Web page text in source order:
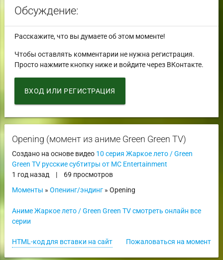
Обсуждение:
Расскажите, что вы думаете об этом моменте!
Чтобы оставлять комментарии не нужна регистрация.
Просто нажмите кнопку ниже и войдите через ВКонтакте.
ВХОД ИЛИ РЕГИСТРАЦИЯ
Opening (момент из аниме Green Green TV)
Создано на основе видео 10 серия Жаркое лето / Green
Green TV русские субтитры от MC Entertainment
1 год назад
|
69 просмотров
Моменты » Опенинг/эндинг» Opening
Аниме Жаркое лето / Green Green TV смотреть онлайн все
серии
Пожаловаться на момент
HTML-код для вставки на сайт